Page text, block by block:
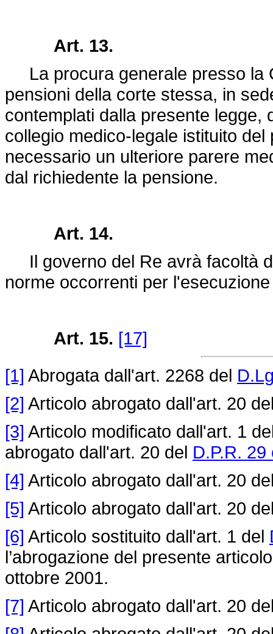
Art. 13.
La procura generale presso la
pensioni della corte stessa, in
contemplati dalla presente
collegio medico-legale istituito
necessario un ulteriore parere
dal richiedente la pensione.
Art. 14.
Il governo del Re avrà facoltà
norme occorrenti per
Art. 15. [17]
[1] Abrogata dall'art. 2268 del
[2] Articolo abrogato dall'art. 20
[3] Articolo modificato dall'art. 1
abrogato dall'art. 20 del D.P.R.
[4] Articolo abrogato dall'art. 20
[5] Articolo abrogato dall'art. 20
[6] Articolo sostituito dall'art. 1 del
l’abrogazione del presente
ottobre 2001.
[7] Articolo abrogato dall'art. 20